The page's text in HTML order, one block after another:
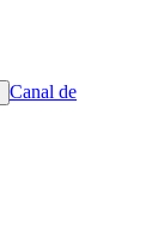
Canal de